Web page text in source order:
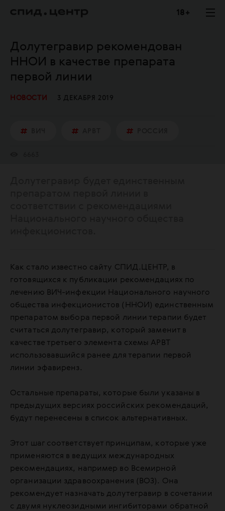
18 +
Долутегравир рекомендован
ННОИ в качестве препарата
первой линии
НОВОСТИ 3 ДЕКАБРЯ 2019
Как стало известно сайту СПИД.ЦЕНТР, в
готовящихся к публикации рекомендациях по
лечению ВИЧ-инфекции Национального научного
общества инфекционистов (ННОИ) единственным
препаратом выбора первой линии терапии будет
считаться долутегравир, который заменит в
качестве третьего элемента схемы АРВТ
использовавшийся ранее для терапии первой
линии эфавиренз.
Остальные препараты, которые были указаны в
предыдущих версиях российских рекомендаций,
будут перенесены в список альтернативных.
Этот шаг соответствует принципам, которые уже
применяются в ведущих международных
рекомендациях, например во Всемирной
организации здравоохранения (ВОЗ). Она
рекомендует назначать долутегравир в сочетании
с двумя нуклеозидными ингибиторами обратной